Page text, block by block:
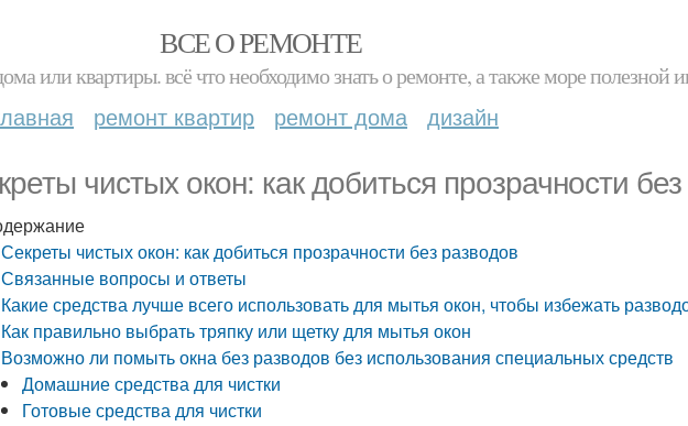
ВСЕ О РЕМОНТЕ
или квартиры. всё что необходимо знать о ремонте, а также море полезной
ремонт квартир ремонт дома дизайн
чистых окон: как добиться прозрачности
Секреты чистых окон: как добиться прозрачности без разводов
Связанные вопросы и ответы
Какие средства лучше всего использовать для мытья окон, чтобы избежать
Как правильно выбрать тряпку или щетку для мытья окон
Возможно ли помыть окна без разводов без использования специальных средств
Домашние средства для чистки
Готовые средства для чистки